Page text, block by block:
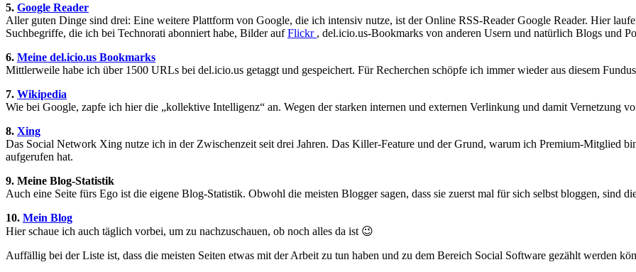
5. Google Reader
Aller guten Dinge sind drei: Eine weitere Plattform von Google, die ich intensiv nutze, ist der Online RSS-Reader Google Reader. Hier
Suchbegriffe, die ich bei Technorati abonniert habe, Bilder aufFlickr , del.icio.us-Bookmarks von anderen Usern und natürlich Blogs und
6. Meine del.icio.us Bookmarks
Mittlerweile habe ich über 1500 URLs bei del.icio.us getaggt und gespeichert. Für Recherchen schöpfe ich immer wieder aus diesem
7. Wikipedia
Wie bei Google, zapfe ich hier die „kollektive Intelligenz“ an. Wegen der starken internen und externen Verlinkung und damit Vernetzung
8. Xing
Das Social Network Xing nutze ich in der Zwischenzeit seit drei Jahren. Das Killer-Feature und der Grund, warum ich Premium-Mitglied
aufgerufen hat.
9. Meine Blog-Statistik
Auch eine Seite fürs Ego ist die eigene Blog-Statistik. Obwohl die meisten Blogger sagen, dass sie zuerst mal für sich selbst bloggen, sind
10. Mein Blog
Hier schaue ich auch täglich vorbei, um zu nachzuschauen, ob noch alles da ist 😉
Auffällig bei der Liste ist, dass die meisten Seiten etwas mit der Arbeit zu tun haben und zu dem Bereich Social Software gezählt werden